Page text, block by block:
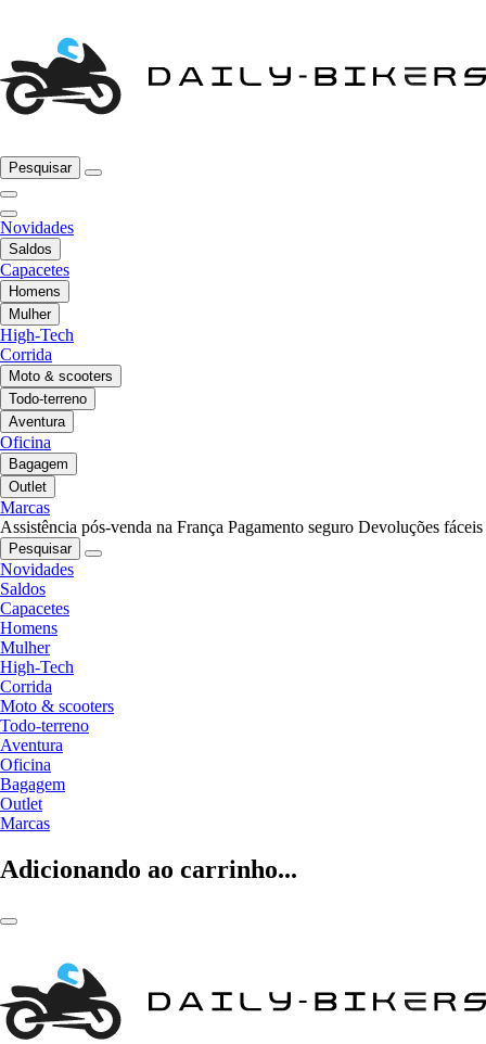
Pesquisar
Novidades
Saldos
Capacetes
Homens
Mulher
High-Tech
Corrida
Moto & scooters
Todo-terreno
Aventura
Oficina
Bagagem
Outlet
Marcas
Assistência pós-venda na França Pagamento seguro Devoluções fáceis
Pesquisar
Novidades
Saldos
Capacetes
Homens
Mulher
High-Tech
Corrida
Moto & scooters
Todo-terreno
Aventura
Oficina
Bagagem
Outlet
Marcas
Adicionando ao carrinho...